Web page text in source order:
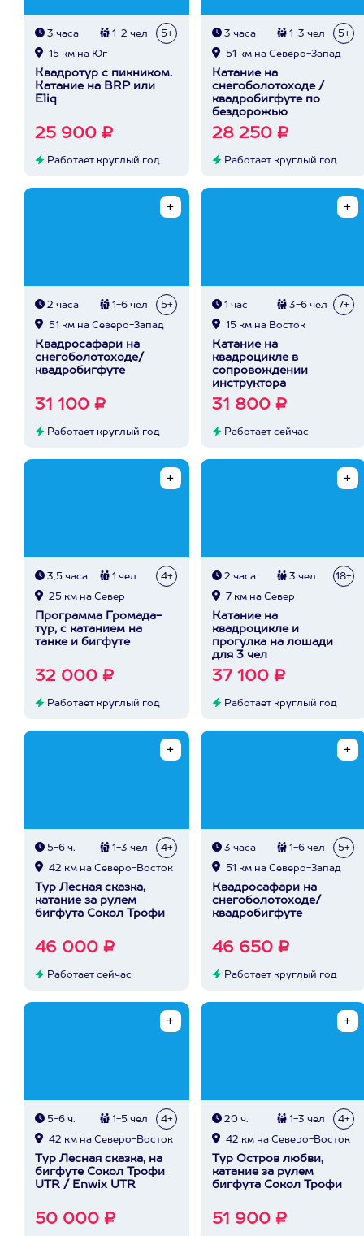
3 часа 1-2 чел 5+
15 км на Юг
Квадротур с пикником.
Катание на BRP или
Eliq
25 900 ₽
Работает круглый год
3 часа 1-3 чел 5+
51 км на Северо-Запад
Катание на
снегоболотоходе /
квадробигфуте по
бездорожью
28 250 ₽
Работает круглый год
2 часа 1-6 чел 5+
51 км на Северо-Запад
Квадросафари на
снегоболотоходе/
квадробигфуте
31 100 ₽
Работает круглый год
1 час 3-6 чел 7+
15 км на Восток
Катание на
квадроцикле в
сопровождении
инструктора
31 800 ₽
Работает сейчас
3,5 часа 1 чел 4+
25 км на Север
Программа Громада-
тур, с катанием на
танке и бигфуте
32 000 ₽
Работает круглый год
2 часа 3 чел 18+
7 км на Север
Катание на
квадроцикле и
прогулка на лошади
для 3 чел
37 100 ₽
Работает круглый год
5-6 ч. 1-3 чел 4+
42 км на Северо-Восток
Тур Лесная сказка,
катание за рулем
бигфута Сокол Трофи
46 000 ₽
Работает сейчас
3 часа 1-6 чел 5+
51 км на Северо-Запад
Квадросафари на
снегоболотоходе/
квадробигфуте
46 650 ₽
Работает круглый год
5-6 ч. 1-5 чел 4+
42 км на Северо-Восток
Тур Лесная сказка, на
бигфуте Сокол Трофи
UTR / Enwix UTR
50 000 ₽
20 ч. 1-3 чел 4+
42 км на Северо-Восток
Тур Остров любви,
катание за рулем
бигфута Сокол Трофи
51 900 ₽